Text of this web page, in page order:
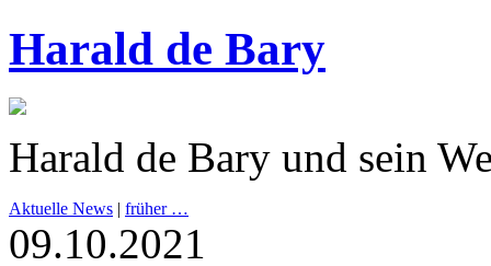
Harald de Bary
Harald de Bary und sein
Aktuelle News | früher …
09.10.2021